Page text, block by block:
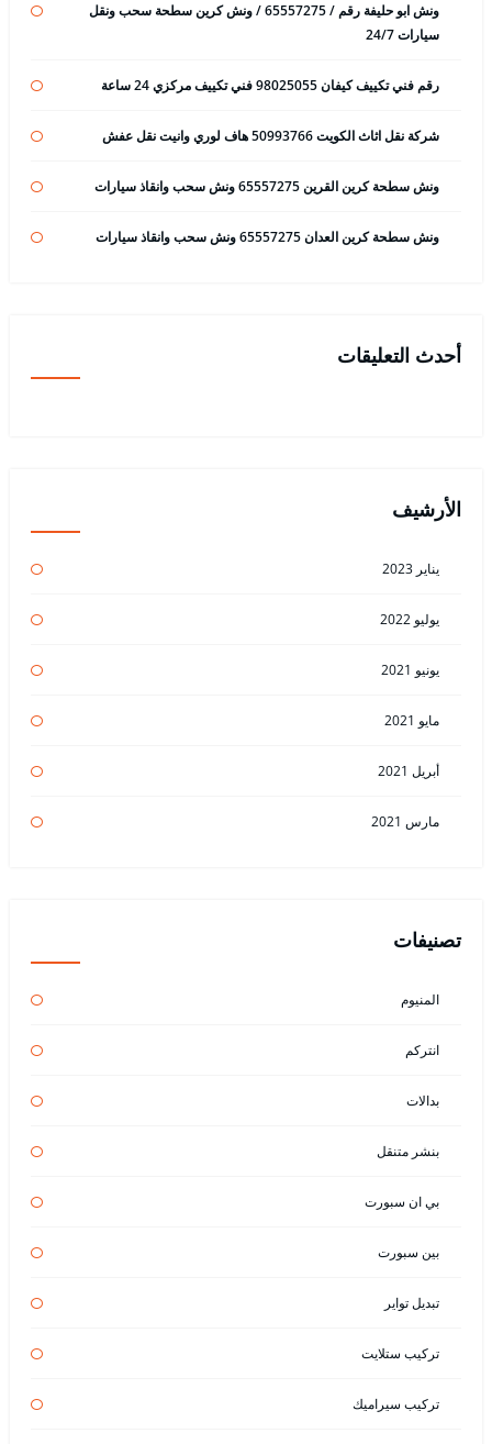
ونش ابو حليفة رقم / 65557275 / ونش كرين سطحة سحب ونقل
سيارات 24/7
رقم فني تكييف كيفان 98025055 فني تكييف مركزي 24 ساعة
شركة نقل اثاث الكويت 50993766 هاف لوري وانيت نقل عفش
ونش سطحة كرين القرين 65557275 ونش سحب وانقاذ سيارات
ونش سطحة كرين العدان 65557275 ونش سحب وانقاذ سيارات
أحدث التعليقات
الأرشيف
يناير 2023
يوليو 2022
يونيو 2021
مايو 2021
أبريل 2021
مارس 2021
تصنيفات
المنيوم
انتركم
بدالات
بنشر متنقل
بي ان سبورت
بين سبورت
تبديل تواير
تركيب ستلايت
تركيب سيراميك